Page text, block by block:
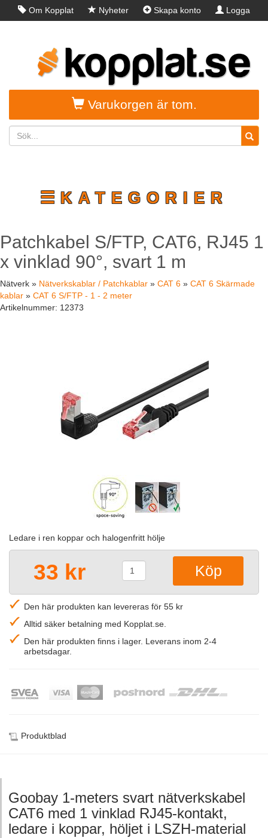
Om Kopplat Nyheter Skapa konto Logga
Varukorgen är tom.
☰KATEGORIER
Patchkabel S/FTP, CAT6, RJ45 1
x vinklad 90°, svart 1 m
Nätverk » Nätverkskablar / Patchkablar » CAT 6 » CAT 6 Skärmade
kablar » CAT 6 S/FTP - 1 - 2 meter
Artikelnummer: 12373
Ledare i ren koppar och halogenfritt hölje
33 kr
Den här produkten kan levereras för 55 kr
Alltid säker betalning med Kopplat.se.
Den här produkten finns i lager. Leverans inom 2-4
arbetsdagar.
Produktblad
Goobay 1-meters svart nätverkskabel
CAT6 med 1 vinklad RJ45-kontakt,
ledare i koppar, höljet i LSZH-material